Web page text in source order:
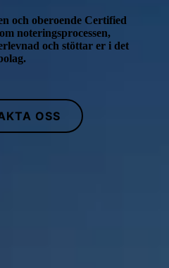
och oberoende Certified
noteringsprocessen,
och stöttar er i det
OSS